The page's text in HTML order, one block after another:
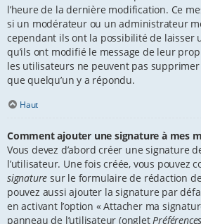
l’heure de la dernière modification. Ce
si un modérateur ou un administrateur
cependant ils ont la possibilité de laisser
qu’ils ont modifié le message de leur
les utilisateurs ne peuvent pas
que quelqu’un y a répondu.
Haut
Comment ajouter une signature à mes
Vous devez d’abord créer une signature
l’utilisateur. Une fois créée, vous pouvez
signature sur le formulaire de rédaction
pouvez aussi ajouter la signature par
en activant l’option « Attacher ma
panneau de l’utilisateur (onglet